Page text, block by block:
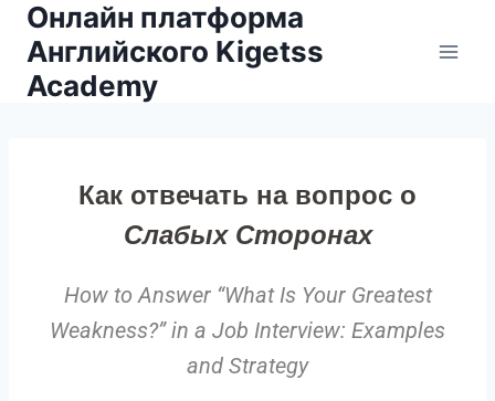
Онлайн платформа
Английского Kigetss
Academy
Как отвечать на вопрос о
Слабых Сторонах
How to Answer “What Is Your Greatest
Weakness?” in a Job Interview: Examples
and Strategy